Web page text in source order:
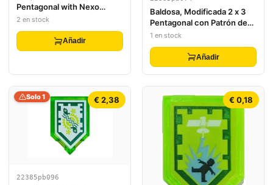
Pentagonal with Nexo
Power Shield Pattern -
2 en stock
Añadir
Baldosa, Modificada 2 x 3
Pentagonal con Patrón de
Escudo de Poder Nexo -
1 en stock
Añadir
€ 2,38
Solo 1
22385pb096
€ 0,18